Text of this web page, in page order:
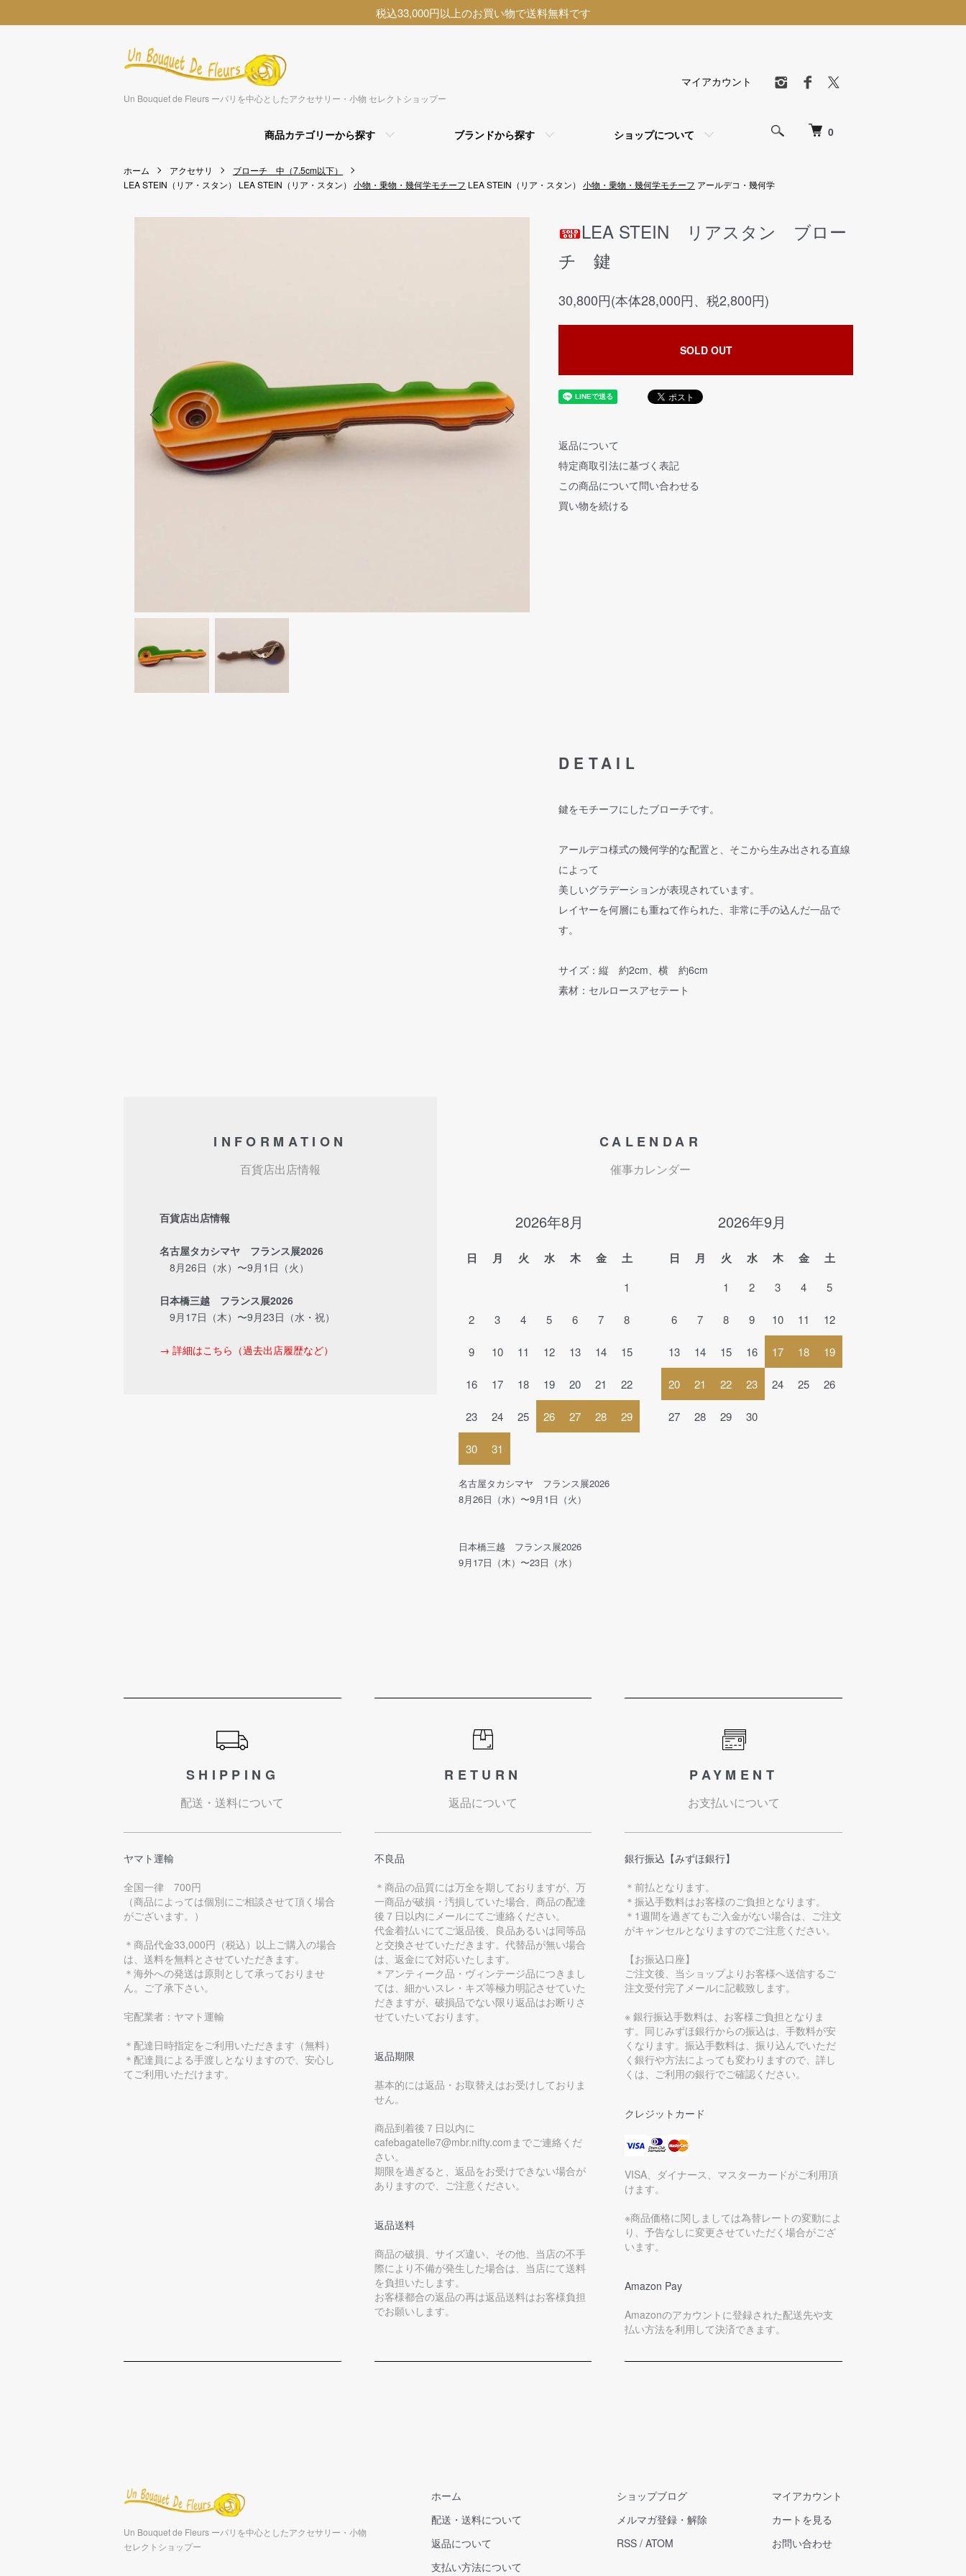
税込33,000円以上のお買い物で送料無料です
Un Bouquet de Fleurs ーパリを中心としたアクセサリー・小物 セレクトショップー
0
商品カテゴリーから探す ブランドから探す ショップについて
マイアカウント
ホーム アクセサリ
ブローチ 中（7.5cm以下）
LEA STEIN（リア・スタン）
LEA STEIN（リア・スタン） 小物・乗物・幾何学モチーフ LEA STEIN（リア・スタン） 小物・乗物・幾何学モチーフ アールデコ・幾何学
LEA STEIN リアスタン ブロー
チ 鍵
30,800円(本体28,000円、税2,800円)
SOLD OUT
返品について
特定商取引法に基づく表記
この商品について問い合わせる
買い物を続ける
DETAIL
鍵をモチーフにしたブローチです。
アールデコ様式の幾何学的な配置と、そこから生み出される直線
によって
美しいグラデーションが表現されています。
レイヤーを何層にも重ねて作られた、非常に手の込んだ一品で
す。
サイズ：縦 約2cm、横 約6cm
素材：セルロースアセテート
INFORMATION
百貨店出店情報
百貨店出店情報
名古屋タカシマヤ フランス展2026
8月26日（水）〜9月1日（火）
日本橋三越 フランス展2026
9月17日（木）〜9月23日（水・祝）
→ 詳細はこちら（過去出店履歴など）
CALENDAR
催事カレンダー
2026年8月
日 月 火 水 木 金 土
1
2 3 4 5 6 7 8
9 10 11 12 13 14 15
16 17 18 19 20 21 22
23 24 25 26 27 28 29
30 31
2026年9月
日 月 火 水 木 金 土
1 2 3 4 5
6 7 8 9 10 11 12
13 14 15 16 17 18 19
20 21 22 23 24 25 26
27 28 29 30
名古屋タカシマヤ フランス展2026
8月26日（水）〜9月1日（火）
日本橋三越 フランス展2026
9月17日（木）〜23日（水）
SHIPPING
配送・送料について
ヤマト運輸
全国一律 700円
（商品によっては個別にご相談させて頂く場合
がございます。）
＊商品代金33,000円（税込）以上ご購入の場合
は、送料を無料とさせていただきます。
＊海外への発送は原則として承っておりませ
ん。ご了承下さい。
宅配業者：ヤマト運輸
＊配達日時指定をご利用いただきます（無料）
＊配達員による手渡しとなりますので、安心し
てご利用いただけます。
RETURN
返品について
不良品
＊商品の品質には万全を期しておりますが、万
一商品が破損・汚損していた場合、商品の配達
後７日以内にメールにてご連絡ください。
代金着払いにてご返品後、良品あるいは同等品
と交換させていただきます。代替品が無い場合
は、返金にて対応いたします。
＊アンティーク品・ヴィンテージ品につきまし
ては、細かいスレ・キズ等極力明記させていた
だきますが、破損品でない限り返品はお断りさ
せていたいております。
返品期限
基本的には返品・お取替えはお受けしておりま
せん。
商品到着後７日以内に
cafebagatelle7@mbr.nifty.comまでご連絡くだ
さい。
期限を過ぎると、返品をお受けできない場合が
ありますので、ご注意ください。
返品送料
商品の破損、サイズ違い、その他、当店の不手
際により不備が発生した場合は、当店にて送料
を負担いたします。
お客様都合の返品の再は返品送料はお客様負担
でお願いします。
PAYMENT
お支払いについて
銀行振込【みずほ銀行】
＊前払となります。
＊振込手数料はお客様のご負担となります。
＊1週間を過ぎてもご入金がない場合は、ご注文
がキャンセルとなりますのでご注意ください。
【お振込口座】
ご注文後、当ショップよりお客様へ送信するご
注文受付完了メールに記載致します。
※ 銀行振込手数料は、お客様ご負担となりま
す。同じみずほ銀行からの振込は、手数料が安
くなります。振込手数料は、振り込んでいただ
く銀行や方法によっても変わりますので、詳し
くは、ご利用の銀行でご確認ください。
クレジットカード
VISA、ダイナース、マスターカードがご利用頂
けます。
※商品価格に関しましては為替レートの変動によ
り、予告なしに変更させていただく場合がござ
います。
Amazon Pay
Amazonのアカウントに登録された配送先や支
払い方法を利用して決済できます。
Un Bouquet de Fleurs ーパリを中心としたアクセサリー・小物
セレクトショップー
ホーム
配送・送料について
返品について
支払い方法について
ショップブログ
メルマガ登録・解除
RSS / ATOM
マイアカウント
カートを見る
お問い合わせ